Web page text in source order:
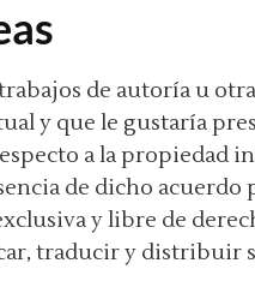
de autoría u
y que le gustaría
a la propiedad
de dicho
y libre de
traducir y